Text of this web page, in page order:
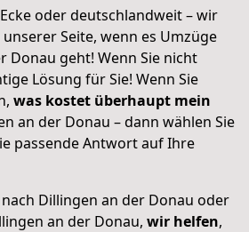
oder deutschlandweit – wir
unserer Seite, wenn es Umzüge
Donau geht! Wenn Sie nicht
Lösung für Sie! Wenn Sie
was kostet überhaupt mein
an der Donau – dann wählen Sie
passende Antwort auf Ihre
Dillingen an der Donau oder
an der Donau, wir helfen,